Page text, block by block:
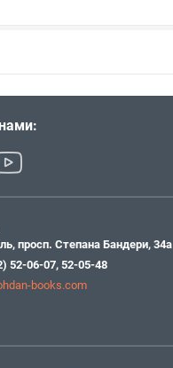
просп. Степана Бандери, 34а
52-06-07, 52-05-48
books.com